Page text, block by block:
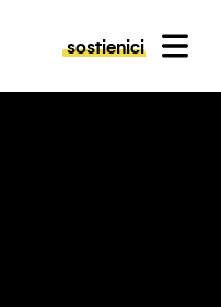
sostienici MENU